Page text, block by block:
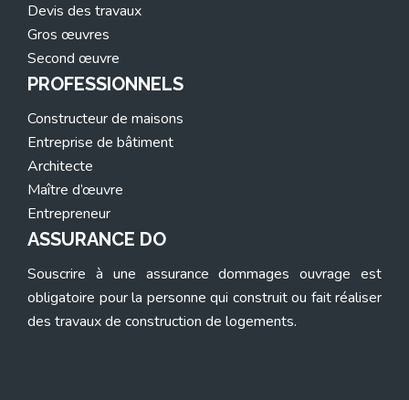
Devis des travaux
Gros œuvres
Second œuvre
PROFESSIONNELS
Constructeur de maisons
Entreprise de bâtiment
Architecte
Maître d’œuvre
Entrepreneur
ASSURANCE DO
Souscrire à une assurance dommages ouvrage est
obligatoire pour la personne qui construit ou fait réaliser
des travaux de construction de logements.